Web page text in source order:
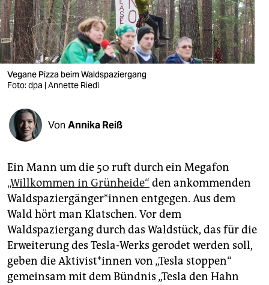
wahrheit
verlag
verlag
veranstaltungen
shop
fragen & hilfe
abo
genossenschaft
epaper login
Vegane Pizza beim Waldspaziergang
Foto: dpa | Annette Riedl
Von Annika Reiß
Ein Mann um die 50 ruft durch ein Megafon
„Willkommen in Grünheide“ den ankommenden
Wald­spa­zier­gän­ge­r*in­nen entgegen. Aus dem
Wald hört man Klatschen. Vor dem
Waldspaziergang durch das Waldstück, das für die
Erweiterung des Tesla-Werks gerodet werden soll,
geben die Ak­ti­vis­t*in­nen von „Tesla stoppen“
gemeinsam mit dem Bündnis „Tesla den Hahn